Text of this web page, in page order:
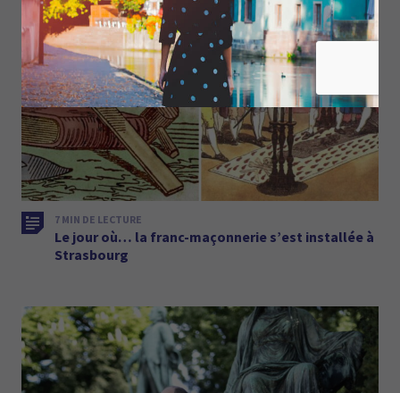
7 MIN DE LECTURE
Le jour où… la franc-maçonnerie s’est installée à
Strasbourg